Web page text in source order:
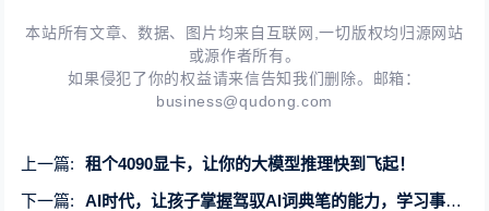
本站所有文章、数据、图片均来自互联网,一切版权均归源网站
或源作者所有。
如果侵犯了你的权益请来信告知我们删除。邮箱：
business@qudong.com
上一篇:
租个4090显卡，让你的大模型推理快到飞起！
下一篇:
AI时代，让孩子掌握驾驭AI词典笔的能力，学习事半功倍！